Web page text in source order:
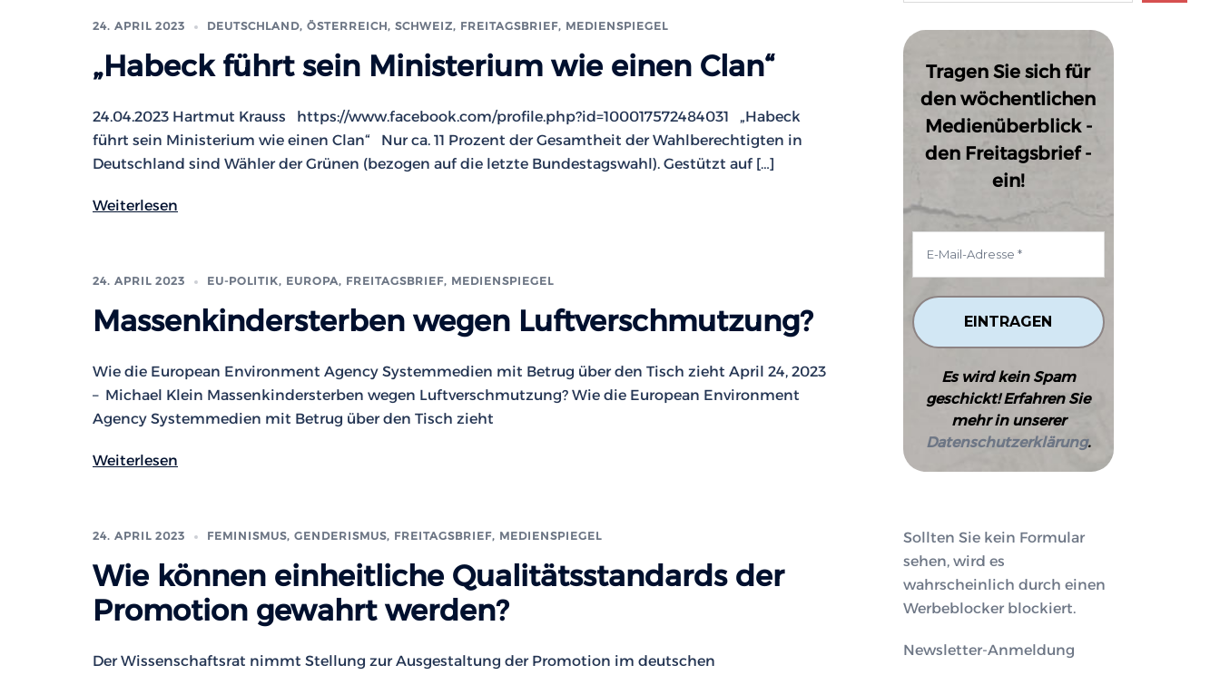
24. APRIL 2023 DEUTSCHLAND, ÖSTERREICH, SCHWEIZ, FREITAGSBRIEF, MEDIENSPIEGEL
„Habeck führt sein Ministerium wie einen Clan“
24.04.2023 Hartmut Krauss https://www.facebook.com/profile.php?id=100017572484031 „Habeck
führt sein Ministerium wie einen Clan“ Nur ca. 11 Prozent der Gesamtheit der Wahlberechtigten in
Deutschland sind Wähler der Grünen (bezogen auf die letzte Bundestagswahl). Gestützt auf […]
Weiterlesen
24. APRIL 2023 EU-POLITIK, EUROPA, FREITAGSBRIEF, MEDIENSPIEGEL
Massenkindersterben wegen Luftverschmutzung?
Wie die European Environment Agency Systemmedien mit Betrug über den Tisch zieht April 24, 2023
– Michael Klein Massenkindersterben wegen Luftverschmutzung? Wie die European Environment
Agency Systemmedien mit Betrug über den Tisch zieht
Weiterlesen
24. APRIL 2023 FEMINISMUS, GENDERISMUS, FREITAGSBRIEF, MEDIENSPIEGEL
Wie können einheitliche Qualitätsstandards der
Promotion gewahrt werden?
Der Wissenschaftsrat nimmt Stellung zur Ausgestaltung der Promotion im deutschen
Tragen Sie sich für
den wöchentlichen
Medienüberblick -
den Freitagsbrief -
ein!
Es wird kein Spam
geschickt! Erfahren Sie
mehr in unserer
Datenschutzerklärung.
Sollten Sie kein Formular
sehen, wird es
wahrscheinlich durch einen
Werbeblocker blockiert.
Newsletter-Anmeldung